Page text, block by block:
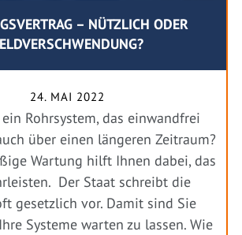
– NÜTZLICH ODER
24. MAI 2022
Rohrsystem, das einwandfrei
über einen längeren Zeitraum?
Wartung hilft Ihnen dabei, das
Der Staat schreibt die
gesetzlich vor. Damit sind Sie
Systeme warten zu lassen. Wie